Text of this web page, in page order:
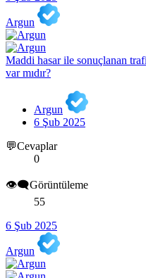
Argun
Maddi hasar ile sonuçlanan
var mıdır?
Argun
6 Şub 2025
💬Cevaplar
0
👁️‍🗨️Görüntüleme
55
6 Şub 2025
Argun